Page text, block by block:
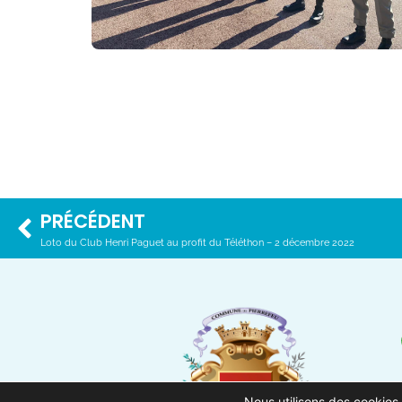
PRÉCÉDENT
Loto du Club Henri Paguet au profit du Téléthon – 2 décembre 2022